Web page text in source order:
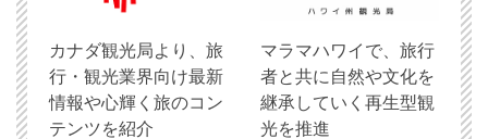
​カナダ観光局より、旅
行・観光業界向け最新
情報や心輝く旅のコン
テンツを紹介
マラマハワイで、旅行
者と共に自然や文化を
継承していく再生型観
光を推進